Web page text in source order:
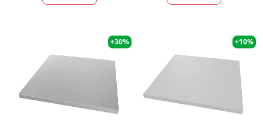
+30% +10%